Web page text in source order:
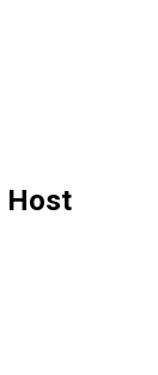
Host